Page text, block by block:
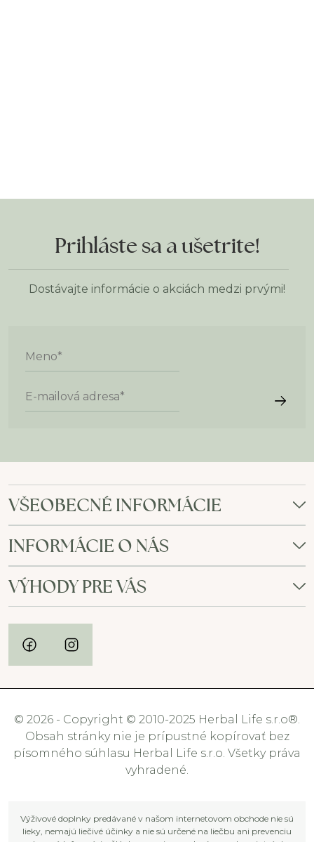
Prihláste sa a ušetrite!
Dostávajte informácie o akciách medzi prvými!
Meno*
E-mailová adresa*
VŠEOBECNÉ INFORMÁCIE
INFORMÁCIE O NÁS
VÝHODY PRE VÁS
© 2026 - Copyright © 2010-2025 Herbal Life s.r.o®.
Obsah stránky nie je prípustné kopírovať bez
písomného súhlasu Herbal Life s.r.o. Všetky práva
vyhradené.
Výživové doplnky predávané v našom internetovom obchode nie sú
lieky, nemajú liečivé účinky a nie sú určené na liečbu ani prevenciu